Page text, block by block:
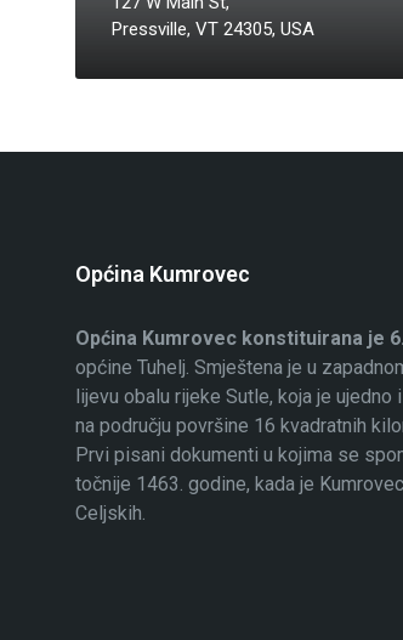
Pressville, VT 24305, USA
Općina Kumrovec
Općina Kumrovec konstituirana je
općine Tuhelj. Smještena je u
lijevu obalu rijeke Sutle, koja je
na području površine 16 kvadratnih
Prvi pisani dokumenti u kojima se
točnije 1463. godine, kada je
Celjskih.